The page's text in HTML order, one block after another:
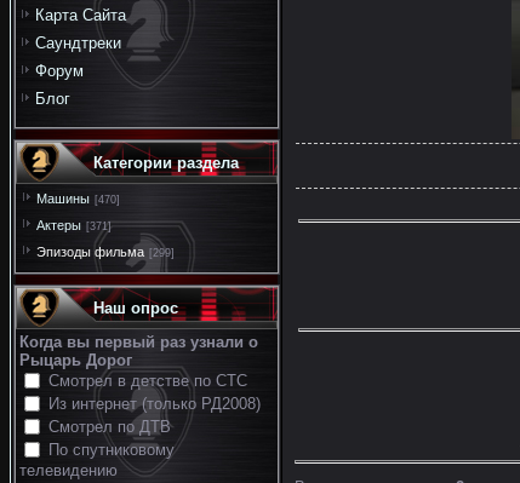
Карта Сайта
Саундтреки
Форум
Блог
Категории раздела
Машины [470]
Актеры [371]
Эпизоды фильма [299]
Наш опрос
Когда вы первый раз узнали о
Рыцарь Дорог
Смотрел в детстве по СТС
Из интернет (только РД2008)
Смотрел по ДТВ
По спутниковому
телевидению